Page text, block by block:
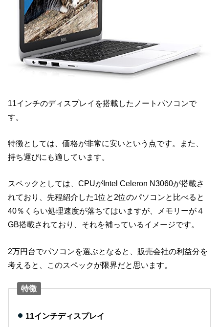
11インチのディスプレイを搭載したノートパソコンで
す。
特徴としては、価格が非常に安いという点です。また、
持ち運びにも適しています。
スペックとしては、CPUがIntel Celeron N3060が搭載さ
れており、先程紹介した1位と2位のパソコンと比べると
40％くらい処理速度が落ちてはいますが、メモリーが４
GB搭載されており、それを補っているイメージです。
2万円台でパソコンを選ぶとなると、販売会社の利益分を
考えると、このスペックが限界だと思います。
特徴
11インチディスプレイ